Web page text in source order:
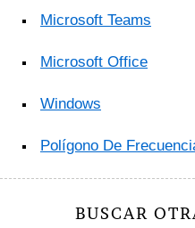
Microsoft Teams
Microsoft Office
Windows
Polígono De
BUSCAR